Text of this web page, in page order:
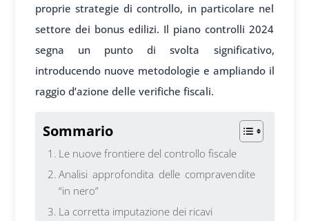
proprie strategie di controllo, in particolare nel
settore dei bonus edilizi. Il piano controlli 2024
segna un punto di svolta significativo,
introducendo nuove metodologie e ampliando il
raggio d’azione delle verifiche fiscali.
Sommario
Le nuove frontiere del controllo fiscale
Analisi approfondita delle compravendite
“in nero”
La corretta imputazione dei ricavi